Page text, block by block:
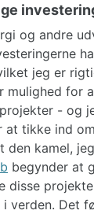
og andre
jeg er
mulighed for
- og
tikke ind
den kamel,
begynder at
disse
verden. Det